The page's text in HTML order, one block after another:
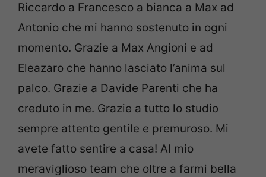
Riccardo a Francesco a bianca a Max ad
Antonio che mi hanno sostenuto in ogni
momento. Grazie a Max Angioni e ad
Eleazaro che hanno lasciato l’anima sul
palco. Grazie a Davide Parenti che ha
creduto in me. Grazie a tutto lo studio
sempre attento gentile e premuroso. Mi
avete fatto sentire a casa! Al mio
meraviglioso team che oltre a farmi bella